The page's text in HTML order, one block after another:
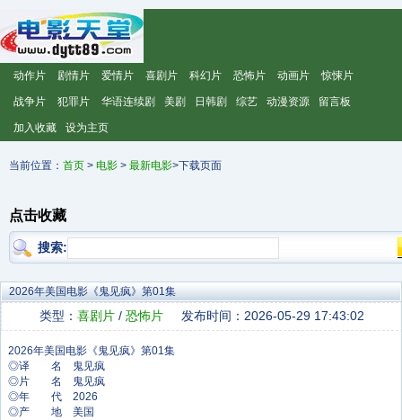
动作片 剧情片 爱情片 喜剧片 科幻片 恐怖片 动画片 惊悚片
战争片 犯罪片 华语连续剧 美剧 日韩剧 综艺 动漫资源 留言板
加入收藏 设为主页
当前位置： 首页 > 电影 > 最新电影>下载页面
点击收藏
搜索:
2026年美国电影《鬼见疯》第01集
类型： 喜剧片 / 恐怖片 发布时间：2026-05-29 17:43:02
◎译 名 鬼见疯
◎片 名 鬼见疯
◎年 代 2026
◎产 地 美国